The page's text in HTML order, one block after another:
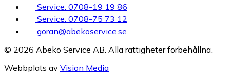
Service: 0708-19 19 86
Service: 0708-75 73 12
goran@abekoservice.se
© 2026 Abeko Service AB. Alla rättigheter förbehållna.
Webbplats av Vision Media